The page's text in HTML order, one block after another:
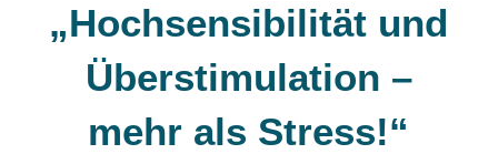
„Hochsensibilität und
Überstimulation –
mehr als Stress!“